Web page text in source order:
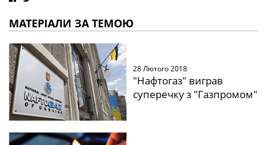
МАТЕРІАЛИ ЗА ТЕМОЮ
28 Лютого 2018
"Нафтогаз" виграв
суперечку з "Газпромом"